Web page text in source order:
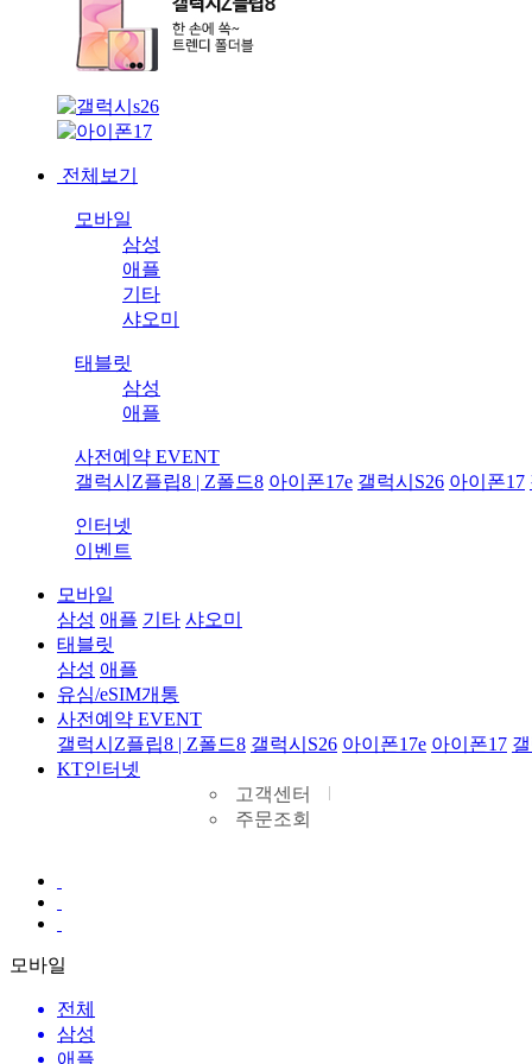
전체보기
모바일
삼성
애플
기타
샤오미
태블릿
삼성
애플
사전예약 EVENT
갤럭시Z플립8 | Z폴드8 아이폰17e 갤럭시S26 아이폰17
인터넷
이벤트
모바일
삼성 애플 기타 샤오미
태블릿
삼성 애플
유심/eSIM개통
사전예약 EVENT
갤럭시Z플립8 | Z폴드8 갤럭시S26 아이폰17e 아이폰17
KT인터넷
고객센터
주문조회
모바일
전체
삼성
애플